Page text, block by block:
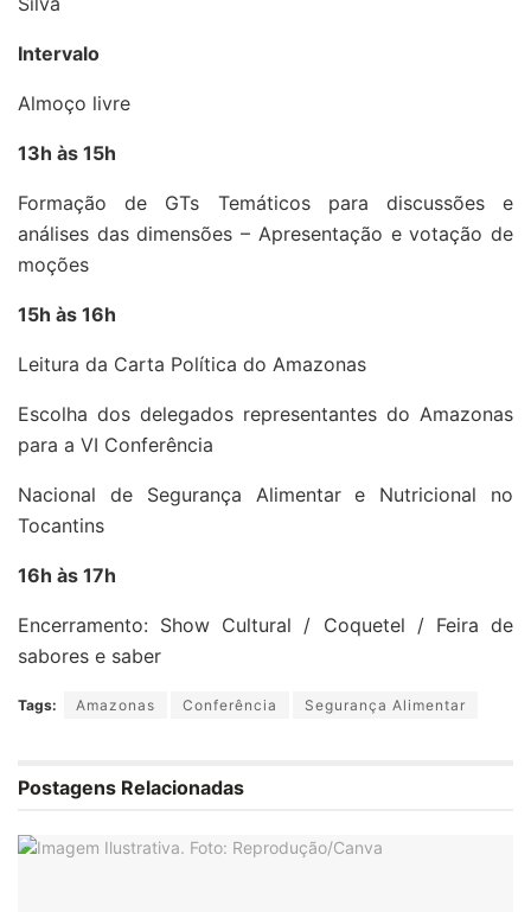
Intervalo
Almoço livre
13h às 15h
Formação de GTs Temáticos para discussões e
análises das dimensões – Apresentação e votação de
moções
15h às 16h
Leitura da Carta Política do Amazonas
Escolha dos delegados representantes do Amazonas
para a VI Conferência
Nacional de Segurança Alimentar e Nutricional no
Tocantins
16h às 17h
Encerramento: Show Cultural / Coquetel / Feira de
sabores e saber
Tags: Amazonas Conferência Segurança Alimentar
Postagens Relacionadas